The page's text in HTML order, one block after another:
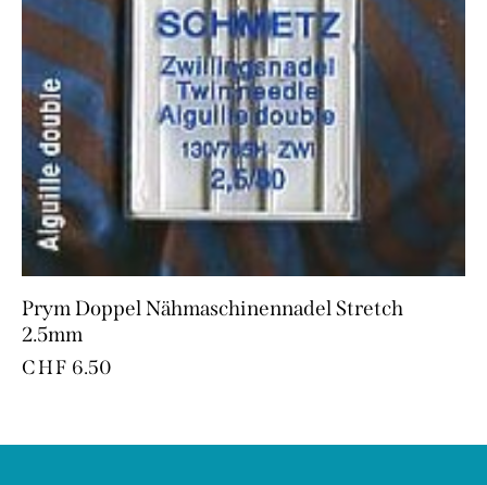
Prym Doppel Nähmaschinennadel Stretch
2.5mm
CHF 6.50